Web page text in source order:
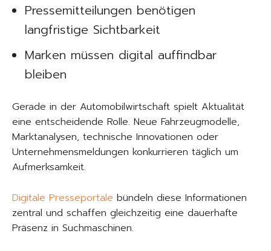
Pressemitteilungen benötigen
langfristige Sichtbarkeit
Marken müssen digital auffindbar
bleiben
Gerade in der Automobilwirtschaft spielt Aktualität
eine entscheidende Rolle. Neue Fahrzeugmodelle,
Marktanalysen, technische Innovationen oder
Unternehmensmeldungen konkurrieren täglich um
Aufmerksamkeit.
Digitale Presseportale bündeln diese Informationen
zentral und schaffen gleichzeitig eine dauerhafte
Präsenz in Suchmaschinen.